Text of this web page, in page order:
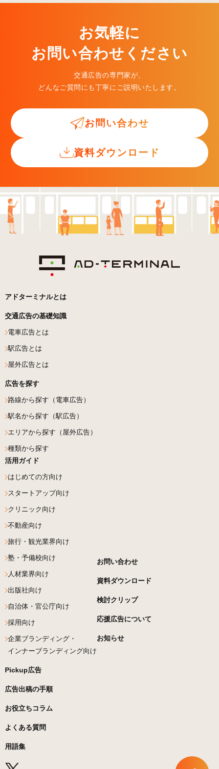
お気軽に
お問い合わせください
交通広告の専門家が、
どんなご質問にも丁寧にご説明いたします。
お問い合わせ
交通広告入門ガイド
資料ダウンロード
アドターミナルとは
交通広告の基礎知識
電車広告とは
駅広告とは
屋外広告とは
広告を探す
路線から探す（電車広告）
駅名から探す（駅広告）
エリアから探す（屋外広告）
種類から探す
活用ガイド
はじめての方向け
スタートアップ向け
クリニック向け
不動産向け
旅行・観光業界向け
塾・予備校向け
人材業界向け
出版社向け
自治体・官公庁向け
採用向け
企業ブランディング・
インナーブランディング向け
Pickup広告
広告出稿の手順
お役立ちコラム
よくある質問
用語集
お問い合わせ
資料ダウンロード
検討クリップ
応援広告について
お知らせ